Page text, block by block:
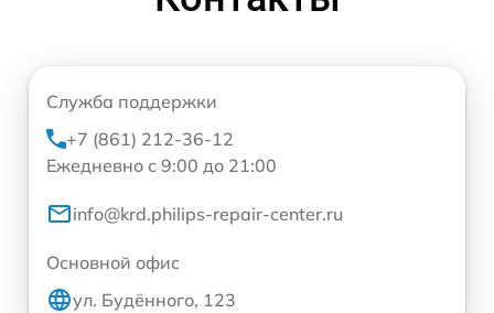
Служба поддержки
+7 (861) 212-36-12
Ежедневно с 9:00 до 21:00
info@krd.philips-repair-center.ru
Основной офис
ул. Будённого, 123